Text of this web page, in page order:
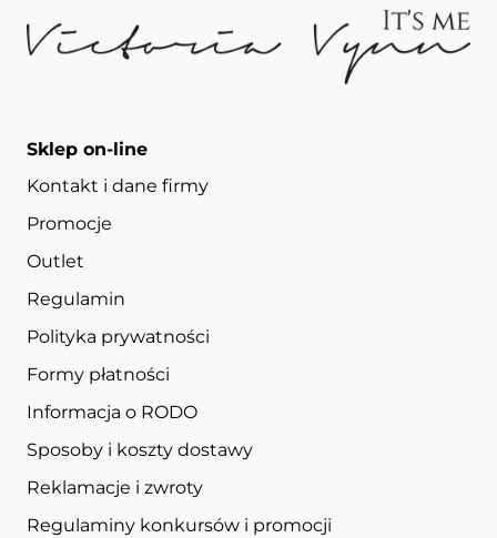
Sklep on-line
Kontakt i dane firmy
Promocje
Outlet
Regulamin
Polityka prywatności
Formy płatności
Informacja o RODO
Sposoby i koszty dostawy
Reklamacje i zwroty
Regulaminy konkursów i promocji